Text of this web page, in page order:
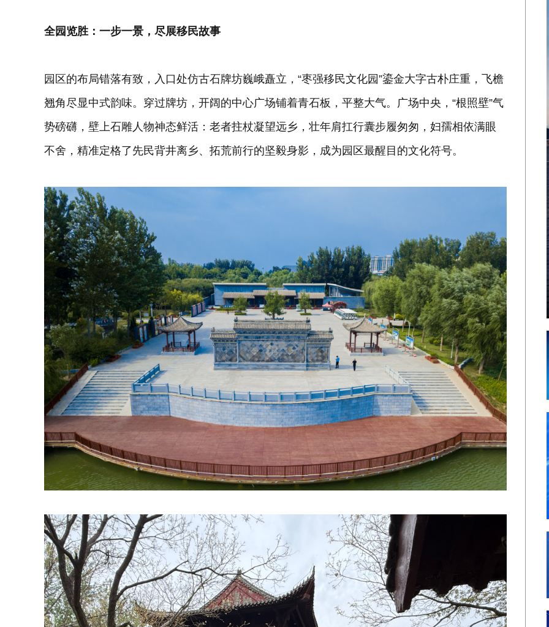
全园览胜：一步一景，尽展移民故事
园区的布局错落有致，入口处仿古石牌坊巍峨矗立，“枣强移民文化园”鎏金大字古朴庄重，飞檐
翘角尽显中式韵味。穿过牌坊，开阔的中心广场铺着青石板，平整大气。广场中央，“根照壁”气
势磅礴，壁上石雕人物神态鲜活：老者拄杖凝望远乡，壮年肩扛行囊步履匆匆，妇孺相依满眼
不舍，精准定格了先民背井离乡、拓荒前行的坚毅身影，成为园区最醒目的文化符号。